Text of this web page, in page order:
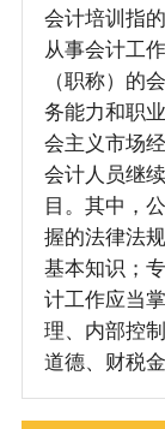
会计培训指
从事会计工
（职称）的
务能力和职
会主义市场
会计人员继
目。其中，
握的法律法
基本知识；
计工作应当
理、内部控
道德、财税